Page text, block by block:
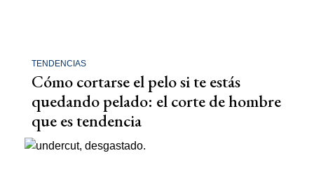
TENDENCIAS
Cómo cortarse el pelo si te estás
quedando pelado: el corte de hombre
que es tendencia